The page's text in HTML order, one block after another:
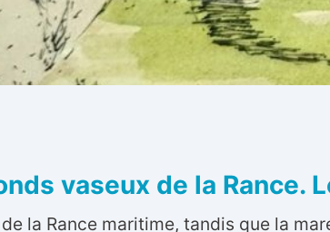
vaseux de la Rance.
la Rance maritime, tandis que la